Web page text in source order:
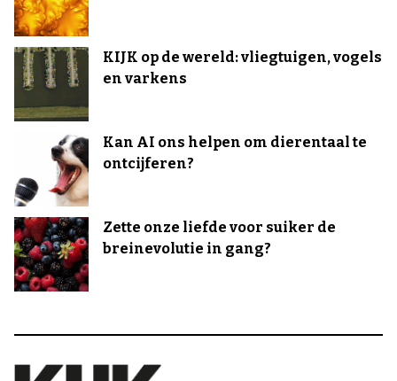
KIJK op de wereld: vliegtuigen, vogels
en varkens
Kan AI ons helpen om dierentaal te
ontcijferen?
Zette onze liefde voor suiker de
breinevolutie in gang?